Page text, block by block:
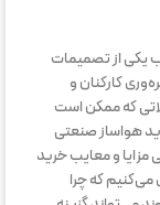
یکی از تصمیمات
کارکنان و
که ممکن است
هواساز صنعتی
و معایب خرید
که چرا